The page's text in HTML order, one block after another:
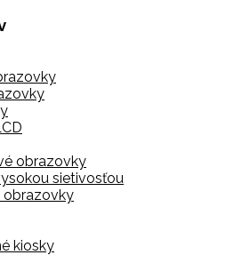
obrazovky
sietivosťou
obrazovky
kiosky